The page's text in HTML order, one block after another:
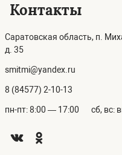
Контакты
Саратовская область, п.
д. 35
smitmi@yandex.ru
8 (84577) 2-10-13
пн-пт: 8:00 — 17:00 сб, вс: